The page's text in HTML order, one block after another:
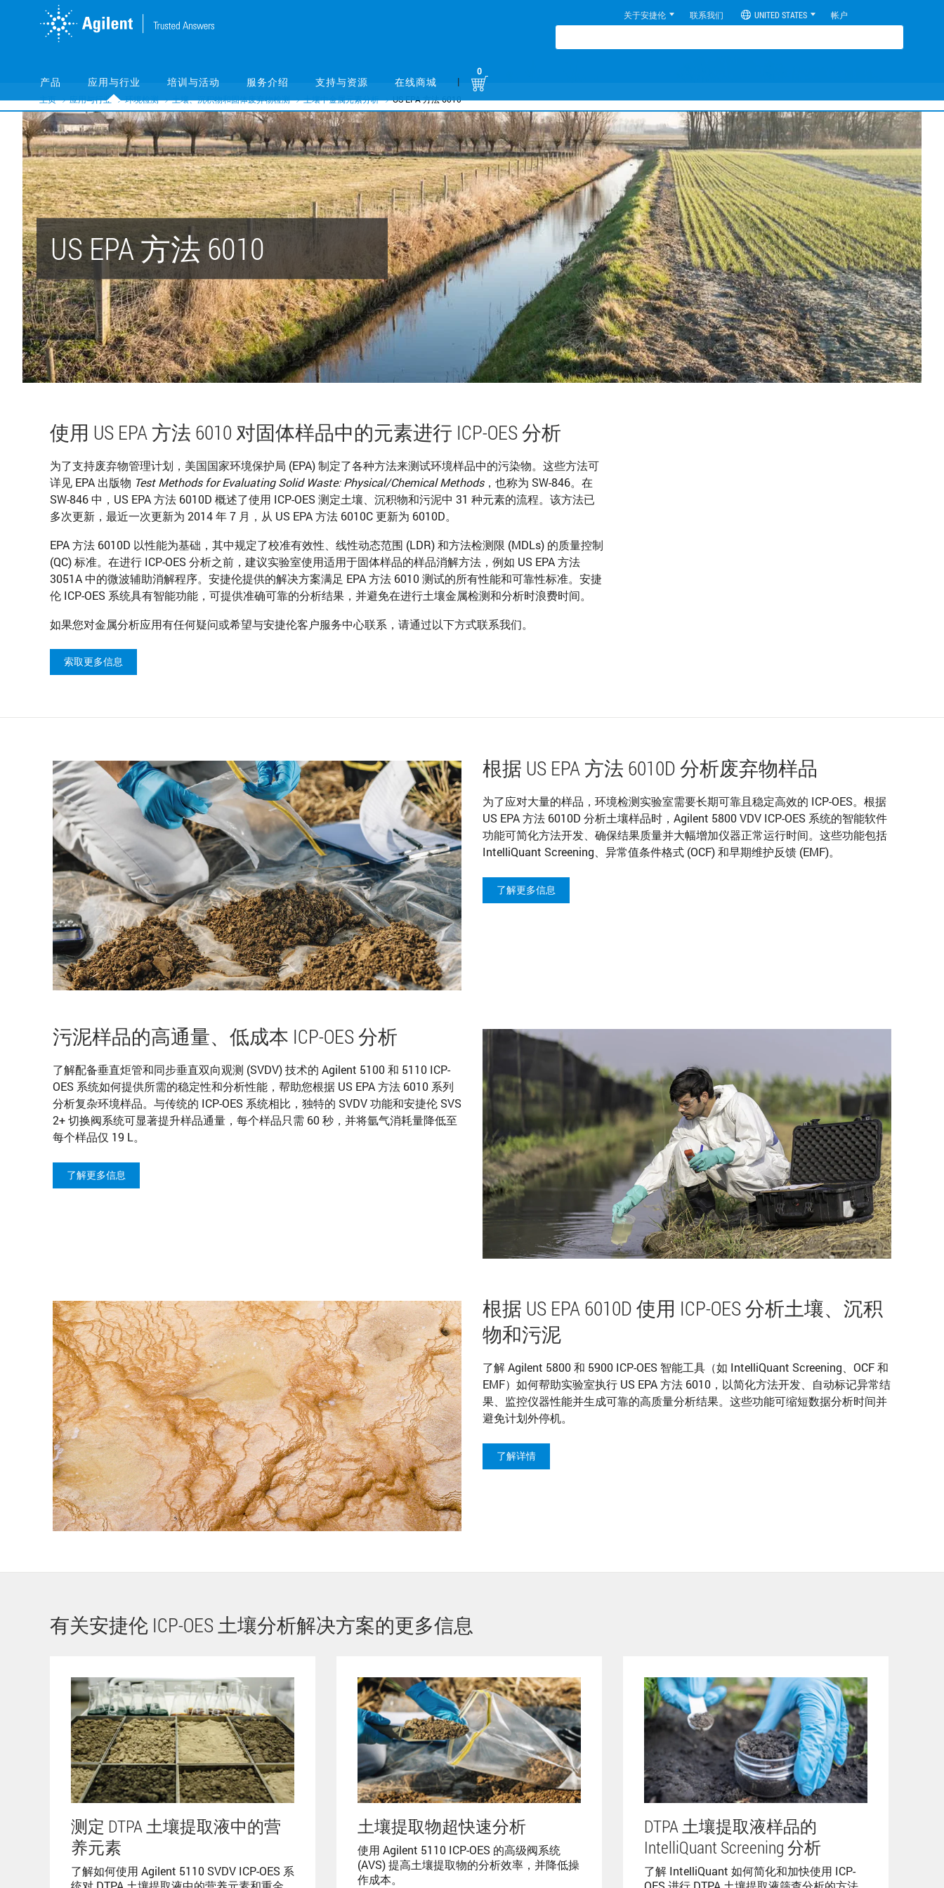
关于安捷伦 联系我们 UNITED STATES 帐户
产品 应用与行业 培训与活动 服务介绍 支持与资源 在线商城 |
0
主页 应用与行业 环境检测 土壤、沉积物和固体废弃物检测 土壤中金属元素分析 US EPA 方法 6010
US EPA 方法 6010
使用 US EPA 方法 6010 对固体样品中的元素进行 ICP-OES 分析
为了支持废弃物管理计划，美国国家环境保护局 (EPA) 制定了各种方法来测试环境样品中的污染物。这些方法可
详见 EPA 出版物 Test Methods for Evaluating Solid Waste: Physical/Chemical Methods，也称为 SW-846。在
SW-846 中，US EPA 方法 6010D 概述了使用 ICP-OES 测定土壤、沉积物和污泥中 31 种元素的流程。该方法已
多次更新，最近一次更新为 2014 年 7 月，从 US EPA 方法 6010C 更新为 6010D。
EPA 方法 6010D 以性能为基础，其中规定了校准有效性、线性动态范围 (LDR) 和方法检测限 (MDLs) 的质量控制
(QC) 标准。在进行 ICP-OES 分析之前，建议实验室使用适用于固体样品的样品消解方法，例如 US EPA 方法
3051A 中的微波辅助消解程序。安捷伦提供的解决方案满足 EPA 方法 6010 测试的所有性能和可靠性标准。安捷
伦 ICP-OES 系统具有智能功能，可提供准确可靠的分析结果，并避免在进行土壤金属检测和分析时浪费时间。
如果您对金属分析应用有任何疑问或希望与安捷伦客户服务中心联系，请通过以下方式联系我们。
索取更多信息
根据 US EPA 方法 6010D 分析废弃物样品
为了应对大量的样品，环境检测实验室需要长期可靠且稳定高效的 ICP-OES。根据
US EPA 方法 6010D 分析土壤样品时，Agilent 5800 VDV ICP-OES 系统的智能软件
功能可简化方法开发、确保结果质量并大幅增加仪器正常运行时间。这些功能包括
IntelliQuant Screening、异常值条件格式 (OCF) 和早期维护反馈 (EMF)。
了解更多信息
污泥样品的高通量、低成本 ICP-OES 分析
了解配备垂直炬管和同步垂直双向观测 (SVDV) 技术的 Agilent 5100 和 5110 ICP-
OES 系统如何提供所需的稳定性和分析性能，帮助您根据 US EPA 方法 6010 系列
分析复杂环境样品。与传统的 ICP-OES 系统相比，独特的 SVDV 功能和安捷伦 SVS
2+ 切换阀系统可显著提升样品通量，每个样品只需 60 秒，并将氩气消耗量降低至
每个样品仅 19 L。
了解更多信息
根据 US EPA 6010D 使用 ICP-OES 分析土壤、沉积
物和污泥
了解 Agilent 5800 和 5900 ICP-OES 智能工具（如 IntelliQuant Screening、OCF 和
EMF）如何帮助实验室执行 US EPA 方法 6010，以简化方法开发、自动标记异常结
果、监控仪器性能并生成可靠的高质量分析结果。这些功能可缩短数据分析时间并
避免计划外停机。
了解详情
有关安捷伦 ICP-OES 土壤分析解决方案的更多信息
测定 DTPA 土壤提取液中的营
养元素
了解如何使用 Agilent 5110 SVDV ICP-OES 系
土壤提取物超快速分析
使用 Agilent 5110 ICP-OES 的高级阀系统
(AVS) 提高土壤提取物的分析效率，并降低操
作成本。
DTPA 土壤提取液样品的
IntelliQuant Screening 分析
了解 IntelliQuant 如何简化和加快使用 ICP-